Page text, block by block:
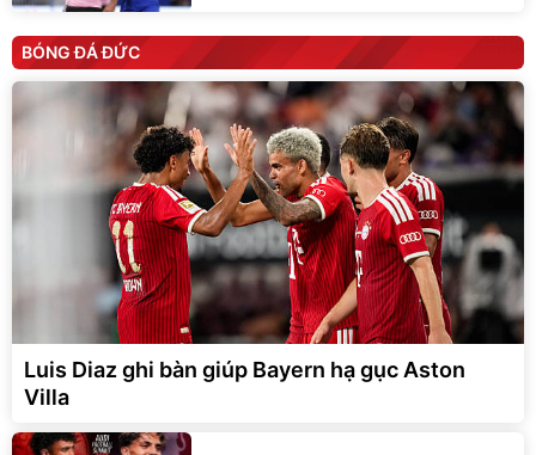
BÓNG ĐÁ ĐỨC
Luis Diaz ghi bàn giúp Bayern hạ gục Aston
Villa